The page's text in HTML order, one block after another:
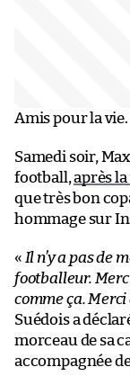
Amis pour la vie.
Samedi soir,
football,après
que très bon
hommage sur
« Il n’y a pas de
footballeur.
comme ça. Merci
Suédois a
morceau de sa
accompagnée